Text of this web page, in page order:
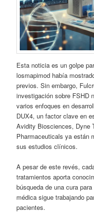
Esta noticia es un golpe
losmapimod había
previos. Sin embargo,
investigación sobre FSHD
varios enfoques en
DUX4, un factor clave en
Avidity Biosciences, Dyne
Pharmaceuticals ya están
sus estudios clínicos.
A pesar de este revés,
tratamientos aporta
búsqueda de una cura
médica sigue trabajando
pacientes.